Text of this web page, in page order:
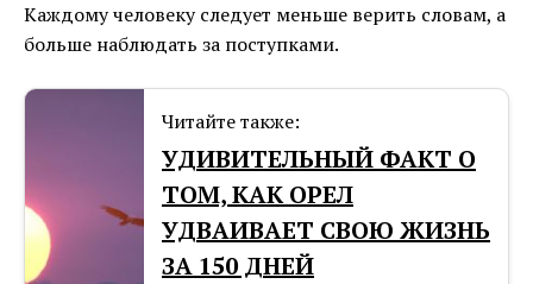
Каждому человеку следует меньше верить словам, а
больше наблюдать за поступками.
Читайте также:
УДИВИТЕЛЬНЫЙ ФАКТ О
ТОМ, КАК ОРЕЛ
УДВАИВАЕТ СВОЮ ЖИЗНЬ
ЗА 150 ДНЕЙ